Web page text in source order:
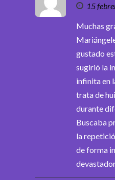
15
Muchas
gustado
sugirió la
infinita en
trata de
durante
Buscaba
la
de forma